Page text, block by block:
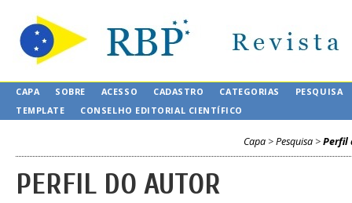
CAPA SOBRE ACESSO CADASTRO CATEGORIAS
PESQUISA
TEMPLATE
CONSELHO EDITORIAL CIENTÍFICO
Capa >Pesquisa >Perfil
PERFIL DO AUTOR